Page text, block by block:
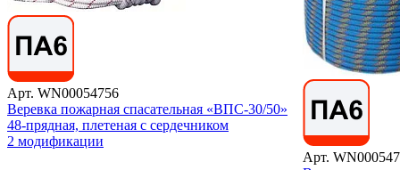
Арт. WN00054756
Веревка пожарная спасательная «ВПС-30/50»
48-прядная, плетеная с сердечником
2 модификации
Арт.